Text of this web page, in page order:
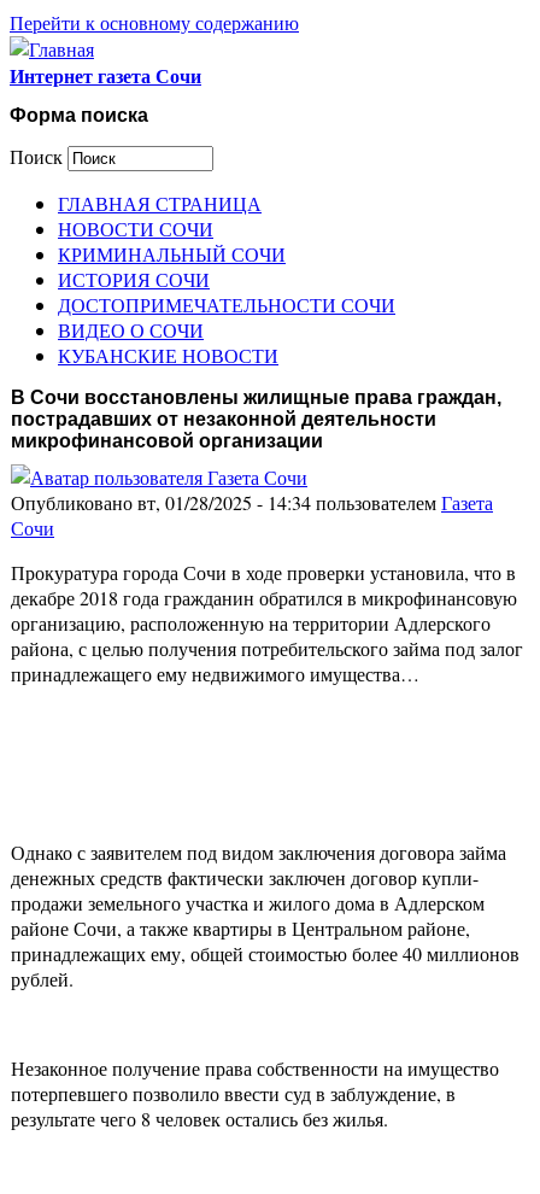
Перейти к основному содержанию
Интернет газета Сочи
Форма поиска
Поиск
ГЛАВНАЯ СТРАНИЦА
НОВОСТИ СОЧИ
КРИМИНАЛЬНЫЙ СОЧИ
ИСТОРИЯ СОЧИ
ДОСТОПРИМЕЧАТЕЛЬНОСТИ СОЧИ
ВИДЕО О СОЧИ
КУБАНСКИЕ НОВОСТИ
В Сочи восстановлены жилищные права граждан,
пострадавших от незаконной деятельности
микрофинансовой организации
Опубликовано вт, 01/28/2025 - 14:34 пользователемГазета
Сочи
Прокуратура города Сочи в ходе проверки установила, что в
декабре 2018 года гражданин обратился в микрофинансовую
организацию, расположенную на территории Адлерского
района, с целью получения потребительского займа под залог
принадлежащего ему недвижимого имущества…
Однако с заявителем под видом заключения договора займа
денежных средств фактически заключен договор купли-
продажи земельного участка и жилого дома в Адлерском
районе Сочи, а также квартиры в Центральном районе,
принадлежащих ему, общей стоимостью более 40 миллионов
рублей.
Незаконное получение права собственности на имущество
потерпевшего позволило ввести суд в заблуждение, в
результате чего 8 человек остались без жилья.